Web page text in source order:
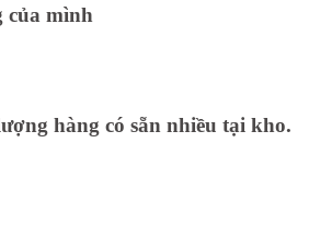
của mình
hàng có sẵn nhiều tại kho.